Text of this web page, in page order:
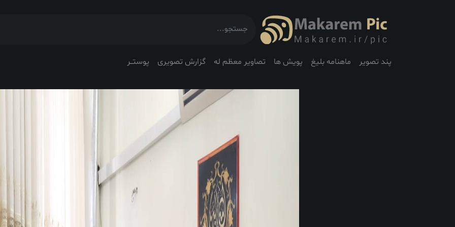
پند تصویر ماهنامه بلیغ پویش ها تصاویر معظم له گزارش تصویری پوستــر